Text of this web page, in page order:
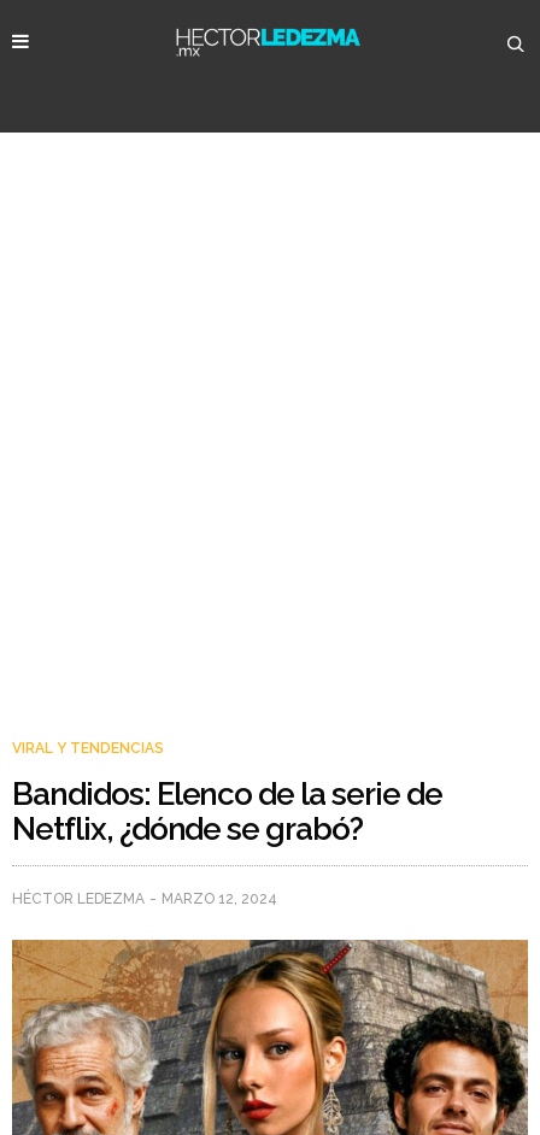
VIRAL Y TENDENCIAS
Bandidos: Elenco de la serie de
Netflix, ¿dónde se grabó?
HÉCTOR LEDEZMA MARZO 12, 2024